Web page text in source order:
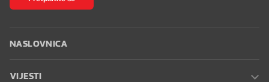
NASLOVNICA
VIJESTI